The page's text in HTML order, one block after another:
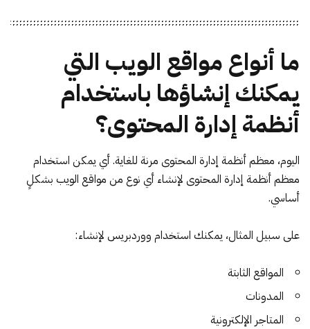
ما أنواع مواقع الويب التي
يمكنك إنشاؤها باستخدام
أنظمة إدارة المحتوى؟
اليوم، معظم أنظمة إدارة المحتوى مرنة للغاية. أي يمكن استخدام
معظم أنظمة إدارة المحتوى لإنشاء أي نوع من مواقع الويب بشكلٍ
أساسي.
على سبيل المثال، يمكنك استخدام ووردبريس لإنشاء:
المواقع الثابتة
المدونات
المتاجر الإلكترونية